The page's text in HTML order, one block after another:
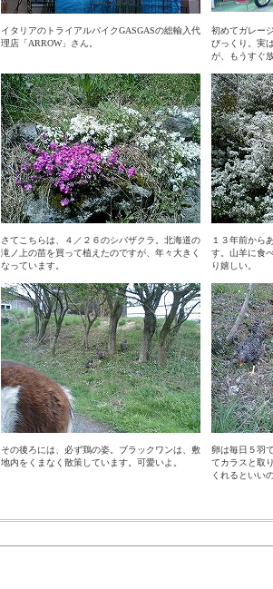
イタリアのトライアルバイクGASGASの総輸入代
理店「ARROW」さん。
初めてガレー
びっくり。実
が、もうすぐ
さてこちらは、４／２６のシバザクラ。北海道の
滝ノ上の苗を買って植えたのですが、年々大きく
なっています。
１３年前から
す。山羊に食
り嬉しい。
その後ろには、必ず鶏の姿。ブラックワンは、敷
地内をくまなく散策しています。可愛いよ。
卵は毎日５羽
てカラスと取
くれるといい